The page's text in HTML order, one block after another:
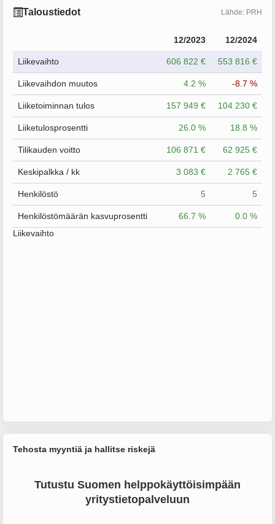
Taloustiedot Lähde: PRH
12/2023 12/2024
Liikevaihto 606 822 € 553 816 €
Liikevaihdon muutos 4.2 % -8.7 %
Liiketoiminnan tulos 157 949 € 104 230 €
Liiketulosprosentti 26.0 % 18.8 %
Tilikauden voitto 106 871 € 62 925 €
Keskipalkka / kk 3 083 € 2 765 €
Henkilöstö 5 5
Henkilöstömäärän kasvuprosentti 66.7 %
0.0 %
Liikevaihto
Tehosta myyntiä ja hallitse riskejä
Tutustu Suomen helppokäyttöisimpään
yritystietopalveluun